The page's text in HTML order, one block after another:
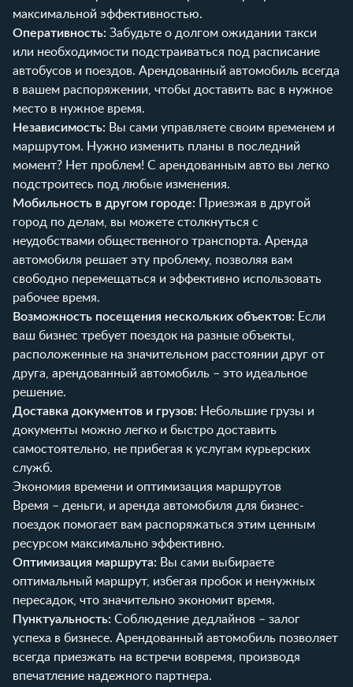
максимальной эффективностью.
Оперативность: Забудьте о долгом ожидании такси
или необходимости подстраиваться под расписание
автобусов и поездов. Арендованный автомобиль всегда
в вашем распоряжении, чтобы доставить вас в нужное
место в нужное время.
Независимость: Вы сами управляете своим временем и
маршрутом. Нужно изменить планы в последний
момент? Нет проблем! С арендованным авто вы легко
подстроитесь под любые изменения.
Мобильность в другом городе: Приезжая в другой
город по делам, вы можете столкнуться с
неудобствами общественного транспорта. Аренда
автомобиля решает эту проблему, позволяя вам
свободно перемещаться и эффективно использовать
рабочее время.
Возможность посещения нескольких объектов: Если
ваш бизнес требует поездок на разные объекты,
расположенные на значительном расстоянии друг от
друга, арендованный автомобиль – это идеальное
решение.
Доставка документов и грузов: Небольшие грузы и
документы можно легко и быстро доставить
самостоятельно, не прибегая к услугам курьерских
служб.
Экономия времени и оптимизация маршрутов
Время – деньги, и аренда автомобиля для бизнес-
поездок помогает вам распоряжаться этим ценным
ресурсом максимально эффективно.
Оптимизация маршрута: Вы сами выбираете
оптимальный маршрут, избегая пробок и ненужных
пересадок, что значительно экономит время.
Пунктуальность: Соблюдение дедлайнов – залог
успеха в бизнесе. Арендованный автомобиль позволяет
всегда приезжать на встречи вовремя, производя
впечатление надежного партнера.